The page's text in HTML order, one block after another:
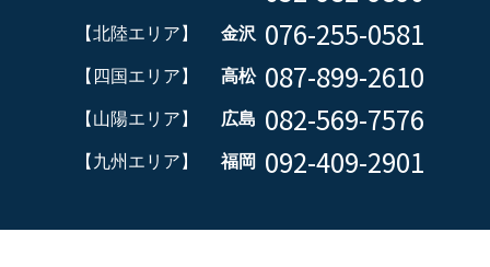
【北陸エリア】 金沢 076-255-0581
【四国エリア】 高松 087-899-2610
【山陽エリア】 広島 082-569-7576
【九州エリア】 福岡 092-409-2901